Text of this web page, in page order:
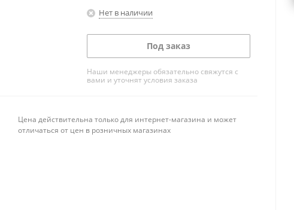
Нет в наличии
Под заказ
Наши менеджеры обязательно свяжутся с
вами и уточнят условия заказа
Цена действительна только для интернет-магазина и может
отличаться от цен в розничных магазинах